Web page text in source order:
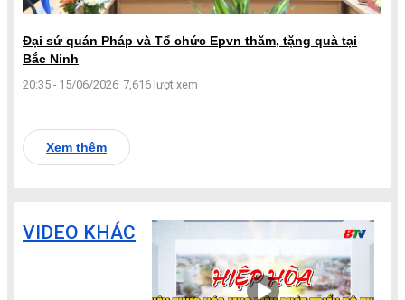
Đại sứ quán Pháp và Tổ chức Epvn thăm, tặng quà tại
Bắc Ninh
20:35 - 15/06/2026 7,616 lượt xem
Xem thêm
VIDEO KHÁC